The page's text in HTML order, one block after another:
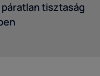
tisztaság